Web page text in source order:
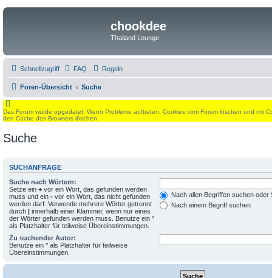
chookdee
Thailand Lounge
Schnellzugriff FAQ Regeln
Foren-Übersicht Suche
Das Forum wurde upgedatet. Wenn Probleme auftreten: Cookies vom Forum löschen und mit
den Cache des Browsers löschen.
Suche
SUCHANFRAGE
Suche nach Wörtern:
Setze ein + vor ein Wort, das gefunden werden
muss und ein - vor ein Wort, das nicht gefunden
werden darf. Verwende mehrere Wörter getrennt
durch | innerhalb einer Klammer, wenn nur eines
der Wörter gefunden werden muss. Benutze ein *
als Platzhalter für teilweise Übereinstimmungen.
Nach allen Begriffen suchen
Nach einem Begriff suchen
Zu suchender Autor:
Benutze ein * als Platzhalter für teilweise
Übereinstimmungen.